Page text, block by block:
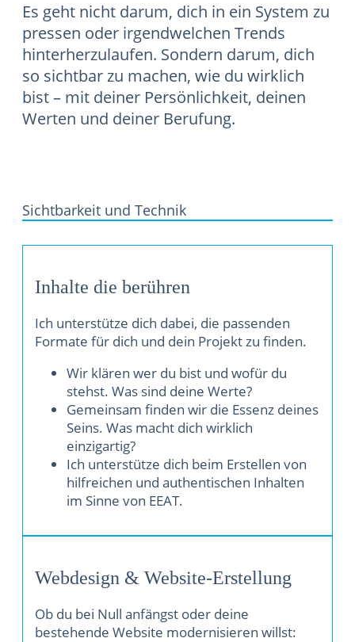
Es geht nicht darum, dich in ein System zu
pressen oder irgendwelchen Trends
hinterherzulaufen. Sondern darum, dich
so sichtbar zu machen, wie du wirklich
bist – mit deiner Persönlichkeit, deinen
Werten und deiner Berufung.
Sichtbarkeit und Technik
Inhalte die berühren
Ich unterstütze dich dabei, die passenden
Formate für dich und dein Projekt zu finden.
Wir klären wer du bist und wofür du
stehst. Was sind deine Werte?
Gemeinsam finden wir die Essenz deines
Seins. Was macht dich wirklich
einzigartig?
Ich unterstütze dich beim Erstellen von
hilfreichen und authentischen Inhalten
im Sinne von EEAT.
Webdesign & Website-Erstellung
Ob du bei Null anfängst oder deine
bestehende Website modernisieren willst: